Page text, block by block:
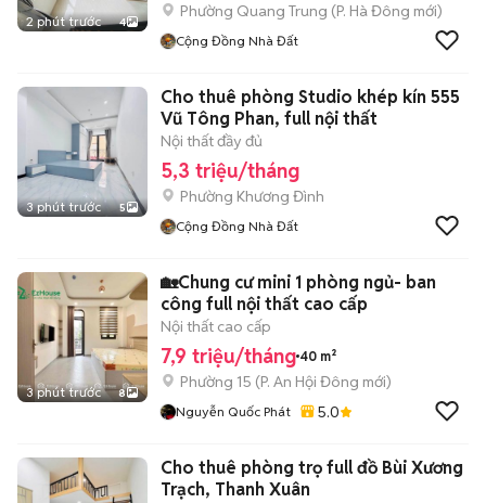
2 phút trước 4
Phường Quang Trung (P. Hà Đông mới)
Cộng Đồng Nhà Đất
3 phút trước 5
Cho thuê phòng Studio khép kín 555
Vũ Tông Phan, full nội thất
Nội thất đầy đủ
5,3 triệu/tháng
Phường Khương Đình
Cộng Đồng Nhà Đất
3 phút trước 8
🏡Chung cư mini 1 phòng ngủ- ban
công full nội thất cao cấp
Nội thất cao cấp
7,9 triệu/tháng 40 m²
Phường 15 (P. An Hội Đông mới)
Nguyễn Quốc Phát 5.0
Cho thuê phòng trọ full đồ Bùi Xương
Trạch, Thanh Xuân